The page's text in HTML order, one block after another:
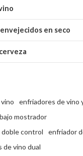
en seco
enfriadores de vino
mostrador
doble control
enfriador
de vino dual